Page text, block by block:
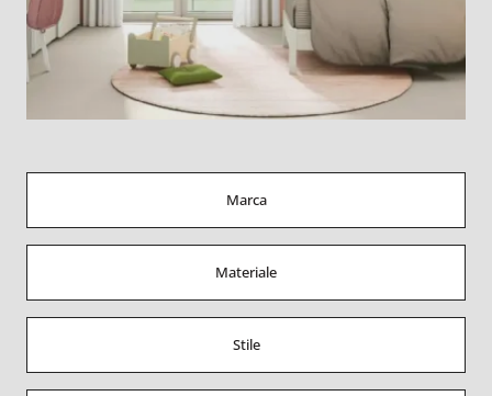
Marca
Materiale
Stile